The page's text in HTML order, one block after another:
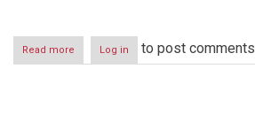
Read more about
Hvem
Log in to post comments